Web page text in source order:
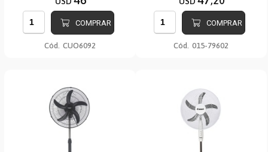
COMPRAR
Cód. CUO6092
COMPRAR
Cód. 015-79602